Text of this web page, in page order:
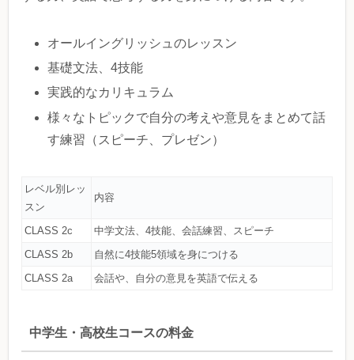
オールイングリッシュのレッスン
基礎文法、4技能
実践的なカリキュラム
様々なトピックで自分の考えや意見をまとめて話
す練習（スピーチ、プレゼン）
レベル別レッ
スン
内容
CLASS 2c
中学文法、4技能、会話練習、スピーチ
CLASS 2b
自然に4技能5領域を身につける
CLASS 2a
会話や、自分の意見を英語で伝える
中学生・高校生コースの料金